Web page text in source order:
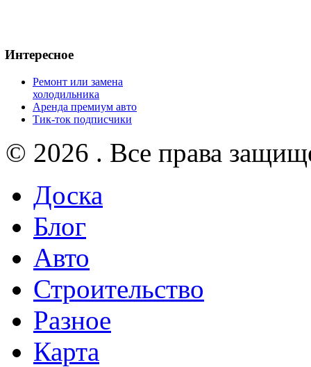
Интересное
Ремонт или замена
холодильника
Аренда премиум авто
Тик-ток подписчики
© 2026 . Все права
Доска
Блог
Авто
Строительство
Разное
Карта